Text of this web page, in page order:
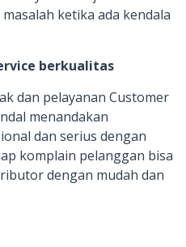
ketika ada kendala
berkualitas
dan pelayanan Customer
menandakan
dan serius dengan
komplain pelanggan bisa
dengan mudah dan